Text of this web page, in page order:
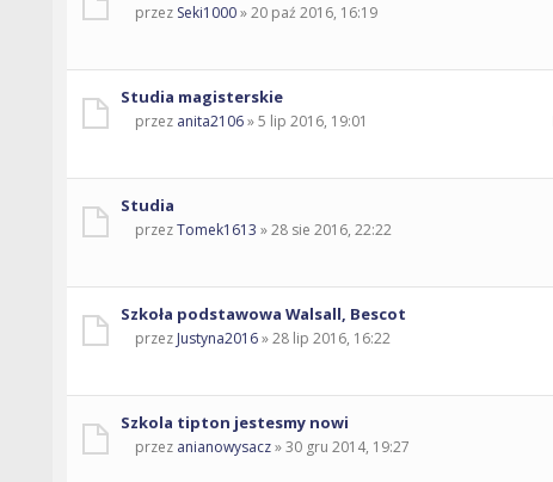
przez Seki1000» 20 paź 2016, 16:19
Studia magisterskie
przez anita2106» 5 lip 2016, 19:01
Studia
przezTomek1613 » 28 sie 2016, 22:22
Szkoła podstawowa Walsall, Bescot
przez Justyna2016» 28 lip 2016, 16:22
Szkola tipton jestesmy nowi
przez anianowysacz» 30 gru 2014, 19:27